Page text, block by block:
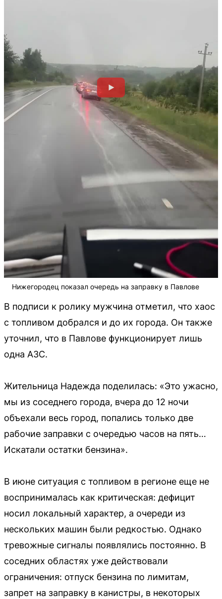
Нижегородец показал очередь на заправку в Павлове
В подписи к ролику мужчина отметил, что хаос
с топливом добрался и до их города. Он также
уточнил, что в Павлове функционирует лишь
одна АЗС.
Жительница Надежда поделилась: «Это ужасно,
мы из соседнего города, вчера до 12 ночи
объехали весь город, попались только две
рабочие заправки с очередью часов на пять…
Искатали остатки бензина».
В июне ситуация с топливом в регионе еще не
воспринималась как критическая: дефицит
носил локальный характер, а очереди из
нескольких машин были редкостью. Однако
тревожные сигналы появлялись постоянно. В
соседних областях уже действовали
ограничения: отпуск бензина по лимитам,
запрет на заправку в канистры, в некоторых